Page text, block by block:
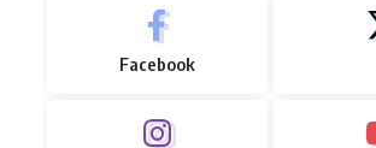
Facebook